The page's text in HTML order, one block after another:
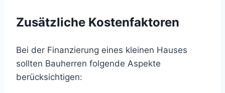
Zusätzliche Kostenfaktoren
Bei der Finanzierung eines kleinen Hauses
sollten Bauherren folgende Aspekte
berücksichtigen: